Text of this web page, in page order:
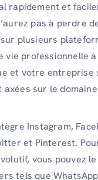
rapidement et
pas à perdre
plusieurs
vie professionnelle à
et votre entreprise
sur le
Instagram,
et Pinterest.
vous pouvez
tels que